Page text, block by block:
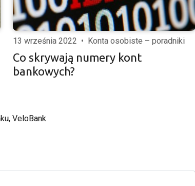
13 września 2022 • Konta osobiste – poradniki
Co skrywają numery kont
bankowych?
, VeloBank